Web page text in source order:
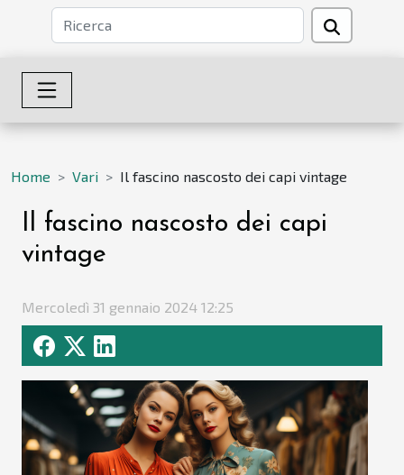
Home Vari Il fascino nascosto dei capi vintage
Il fascino nascosto dei capi
vintage
Mercoledì 31 gennaio 2024 12:25